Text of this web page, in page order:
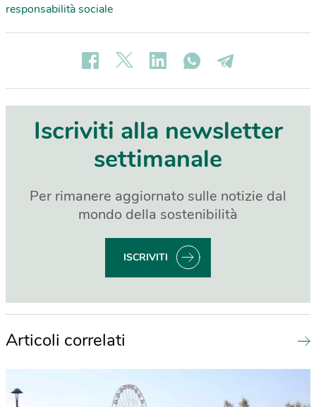
responsabilità sociale
Iscriviti alla newsletter
settimanale
Per rimanere aggiornato sulle notizie dal
mondo della sostenibilità
ISCRIVITI
Articoli correlati